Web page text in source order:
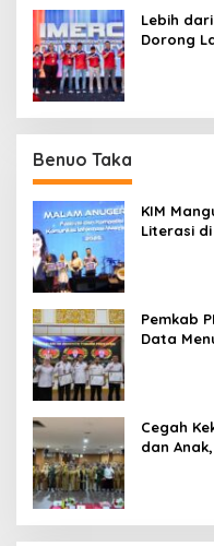
Lebih dari
Dorong
Benuo Taka
KIM
Literasi
Pemkab
Data
Cegah
dan